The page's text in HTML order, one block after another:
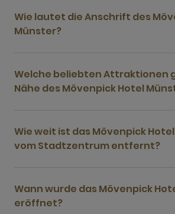
Wie lautet die Anschrift des
Münster?
Welche beliebten Attraktionen
Nähe des Mövenpick Hotel
Wie weit ist das Mövenpick
vom Stadtzentrum entfernt?
Wann wurde das Mövenpick
eröffnet?